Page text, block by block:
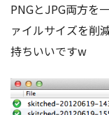
PNGとJPG両方を
ァイルサイズを削
持ちいいですw